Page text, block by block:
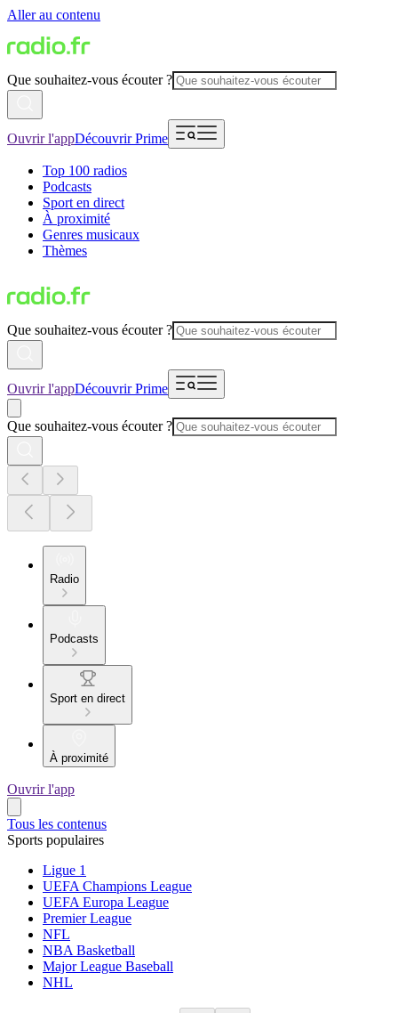
Aller au contenu
Que souhaitez-vous écouter ?
Ouvrir l'appDécouvrir Prime
Top 100 radios
Podcasts
Sport en direct
À proximité
Genres musicaux
Thèmes
Que souhaitez-vous écouter ?
Ouvrir l'appDécouvrir Prime
Que souhaitez-vous écouter ?
Radio
Podcasts
Sport en direct
À proximité
Ouvrir l'app
Tous les contenus
Sports populaires
Ligue 1
UEFA Champions League
UEFA Europa League
Premier League
NFL
NBA Basketball
Major League Baseball
NHL